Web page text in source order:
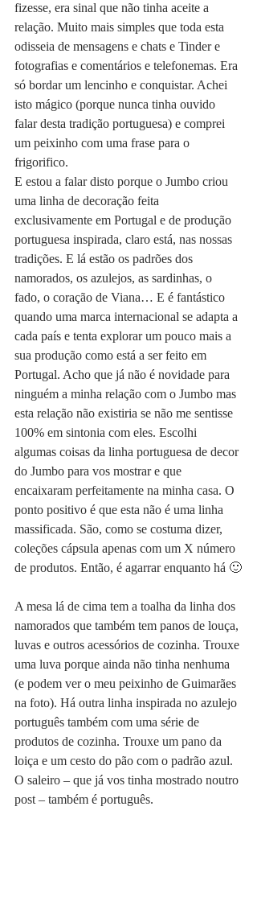
fizesse, era sinal que não tinha aceite a
relação. Muito mais simples que toda esta
odisseia de mensagens e chats e Tinder e
fotografias e comentários e telefonemas. Era
só bordar um lencinho e conquistar. Achei
isto mágico (porque nunca tinha ouvido
falar desta tradição portuguesa) e comprei
um peixinho com uma frase para o
frigorifico.
E estou a falar disto porque o Jumbo criou
uma linha de decoração feita
exclusivamente em Portugal e de produção
portuguesa inspirada, claro está, nas nossas
tradições. E lá estão os padrões dos
namorados, os azulejos, as sardinhas, o
fado, o coração de Viana… E é fantástico
quando uma marca internacional se adapta a
cada país e tenta explorar um pouco mais a
sua produção como está a ser feito em
Portugal. Acho que já não é novidade para
ninguém a minha relação com o Jumbo mas
esta relação não existiria se não me sentisse
100% em sintonia com eles. Escolhi
algumas coisas da linha portuguesa de decor
do Jumbo para vos mostrar e que
encaixaram perfeitamente na minha casa. O
ponto positivo é que esta não é uma linha
massificada. São, como se costuma dizer,
coleções cápsula apenas com um X número
de produtos. Então, é agarrar enquanto há 🙂
A mesa lá de cima tem a toalha da linha dos
namorados que também tem panos de louça,
luvas e outros acessórios de cozinha. Trouxe
uma luva porque ainda não tinha nenhuma
(e podem ver o meu peixinho de Guimarães
na foto). Há outra linha inspirada no azulejo
português também com uma série de
produtos de cozinha. Trouxe um pano da
loiça e um cesto do pão com o padrão azul.
O saleiro – que já vos tinha mostrado noutro
post – também é português.